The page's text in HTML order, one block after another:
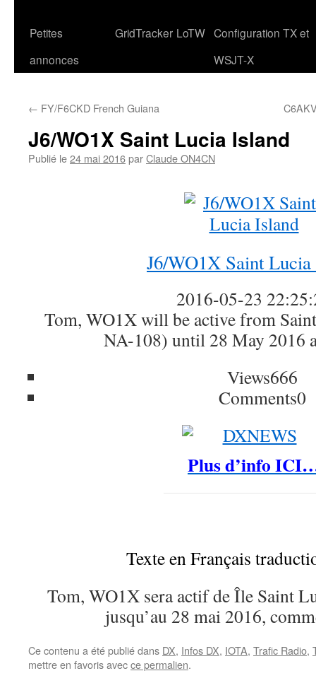
Petites
annonces
GridTracker LoTW Configuration TX et
WSJT-X
← FY/F6CKD French Guiana
J6/WO1X Saint Lucia Island
Publié le24 mai 2016parClaude ON4CN
J6/WO1X Saint
2016-05-23
Tom, WO1X will be active from
NA-108) until 28 May 2016
Views666
Comments0
Plus d’info
Texte en Français
Tom, WO1X sera actif de Île Saint
jusqu’au 28 mai 2016,
Ce contenu a été publié dans DX, Infos DX, IOTA, Trafic Radio,
mettre en favoris avecce permalien.